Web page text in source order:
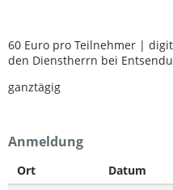
60 Euro pro Teilnehmer |
den Dienstherrn bei
ganztägig
Anmeldung
Ort
Datum